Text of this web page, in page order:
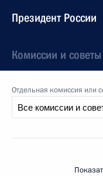
Президент России
Комиссии и советы
Отдельная комиссия или